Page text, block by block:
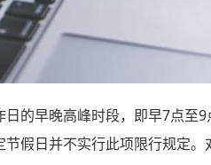
的早晚高峰时段，即早7点至
假日并不实行此项限行规定